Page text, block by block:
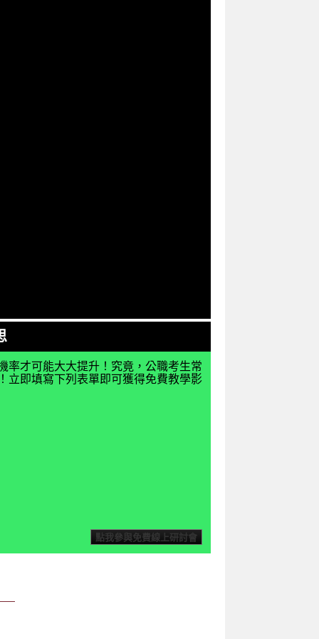
率才可能大大提升！究竟，公職考生常
立即填寫下列表單即可獲得免費教學影